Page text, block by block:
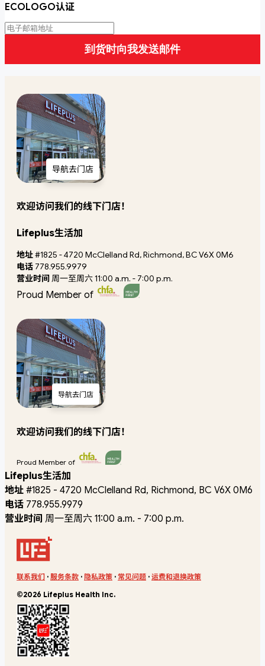
ECOLOGO认证
到货时向我发送邮件
导航去门店
欢迎访问我们的线下门店！
Lifeplus生活加
地址#1825 - 4720 McClelland Rd, Richmond, BC V6X 0M6
电话 778.955.9979
营业时间 周一至周六 11:00 a.m. - 7:00 p.m.
Proud Member of
导航去门店
欢迎访问我们的线下门店！
Proud Member of
Lifeplus生活加
地址 #1825 - 4720 McClelland Rd, Richmond, BC V6X 0M6
电话 778.955.9979
营业时间 周一至周六 11:00 a.m. - 7:00 p.m.
联系我们 · 服务条款 · 隐私政策 · 常见问题 · 运费和退换政策
©2026 Lifeplus Health Inc.